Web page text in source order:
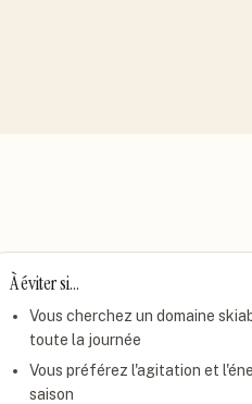
À éviter si…
Vous cherchez un domaine
toute la journée
Vous préférez l'agitation et
saison